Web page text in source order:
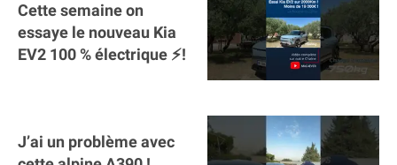
Cette semaine on
essaye le nouveau Kia
EV2 100 % électrique ⚡️!
J’ai un problème avec